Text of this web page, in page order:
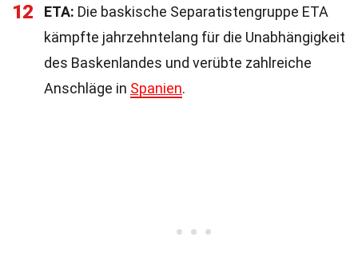
12 ETA: Die baskische Separatistengruppe ETA
kämpfte jahrzehntelang für die Unabhängigkeit
des Baskenlandes und verübte zahlreiche
Anschläge in Spanien.